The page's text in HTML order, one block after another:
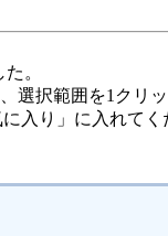
。
選択範囲を1クリ
入り」に入れてく